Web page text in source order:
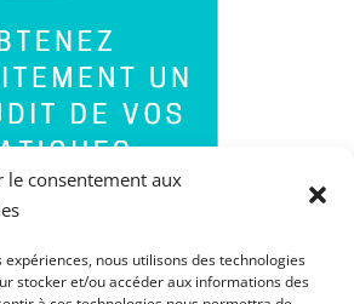
le consentement aux
nous utilisons des technologies
stocker et/ou accéder aux informations des